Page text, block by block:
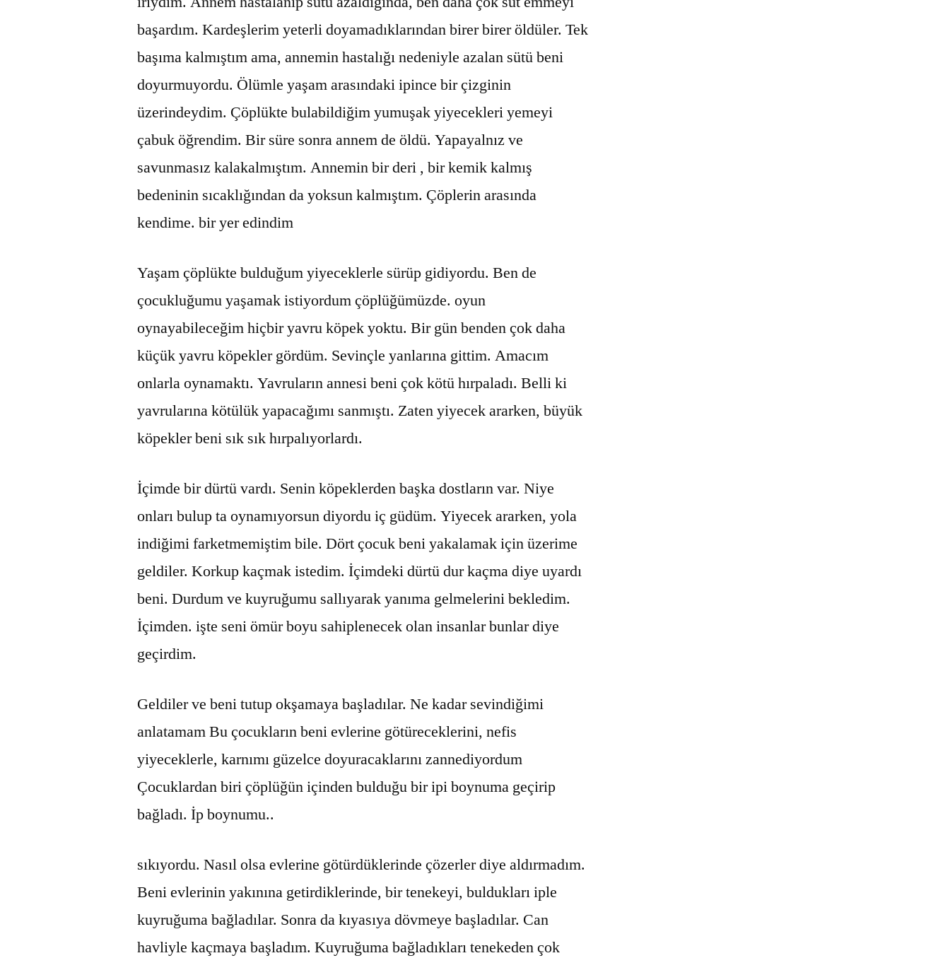
başardım. Kardeşlerim yeterli doyamadıklarından birer birer öldüler. Tek
başıma kalmıştım ama, annemin hastalığı nedeniyle azalan sütü beni
doyurmuyordu. Ölümle yaşam arasındaki ipince bir çizginin
üzerindeydim. Çöplükte bulabildiğim yumuşak yiyecekleri yemeyi
çabuk öğrendim. Bir süre sonra annem de öldü. Yapayalnız ve
savunmasız kalakalmıştım. Annemin bir deri , bir kemik kalmış
bedeninin sıcaklığından da yoksun kalmıştım. Çöplerin arasında
kendime. bir yer edindim
Yaşam çöplükte bulduğum yiyeceklerle sürüp gidiyordu. Ben de
çocukluğumu yaşamak istiyordum çöplüğümüzde. oyun
oynayabileceğim hiçbir yavru köpek yoktu. Bir gün benden çok daha
küçük yavru köpekler gördüm. Sevinçle yanlarına gittim. Amacım
onlarla oynamaktı. Yavruların annesi beni çok kötü hırpaladı. Belli ki
yavrularına kötülük yapacağımı sanmıştı. Zaten yiyecek ararken, büyük
köpekler beni sık sık hırpalıyorlardı.
İçimde bir dürtü vardı. Senin köpeklerden başka dostların var. Niye
onları bulup ta oynamıyorsun diyordu iç güdüm. Yiyecek ararken, yola
indiğimi farketmemiştim bile. Dört çocuk beni yakalamak için üzerime
geldiler. Korkup kaçmak istedim. İçimdeki dürtü dur kaçma diye uyardı
beni. Durdum ve kuyruğumu sallıyarak yanıma gelmelerini bekledim.
İçimden. işte seni ömür boyu sahiplenecek olan insanlar bunlar diye
geçirdim.
Geldiler ve beni tutup okşamaya başladılar. Ne kadar sevindiğimi
anlatamam Bu çocukların beni evlerine götüreceklerini, nefis
yiyeceklerle, karnımı güzelce doyuracaklarını zannediyordum
Çocuklardan biri çöplüğün içinden bulduğu bir ipi boynuma geçirip
bağladı. İp boynumu..
sıkıyordu. Nasıl olsa evlerine götürdüklerinde çözerler diye aldırmadım.
Beni evlerinin yakınına getirdiklerinde, bir tenekeyi, buldukları iple
kuyruğuma bağladılar. Sonra da kıyasıya dövmeye başladılar. Can
havliyle kaçmaya başladım. Kuyruğuma bağladıkları tenekeden çok